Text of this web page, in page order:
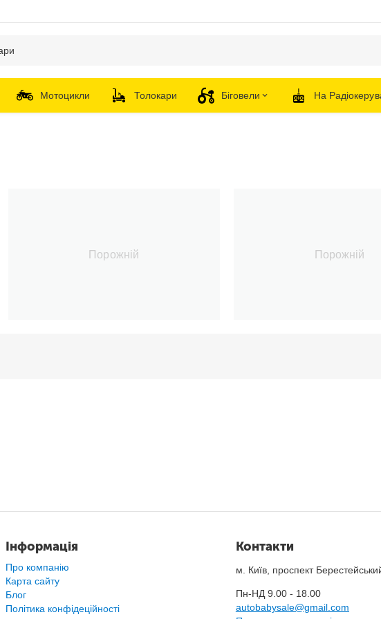
Мотоцикли Толокари Біговели На
Порожній Порожній
Інформація
Про компанію
Карта сайту
Блог
Політика конфідеційності
Контакти
м. Київ, проспект
Пн-НД 9.00 - 18.00
autobabysale@gmail.com